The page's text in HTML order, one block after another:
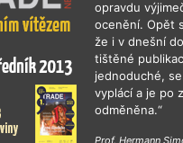
opravdu
ocenění. Opět
že i v dnešní
tištěné
jednoduché,
vyplácí a je po
odměněna.“